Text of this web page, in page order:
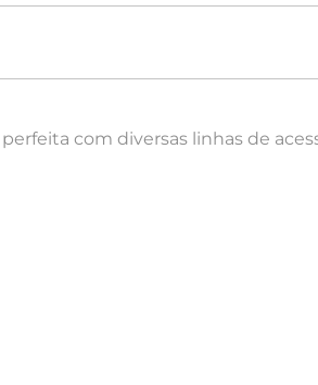
com diversas linhas de